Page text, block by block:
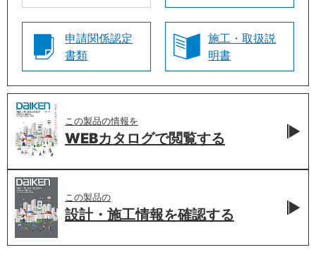
申請関係認定
書類
施工・取扱説
明書
この製品の情報を
WEBカタログで閲覧する
この製品の
設計・施工情報を確認する